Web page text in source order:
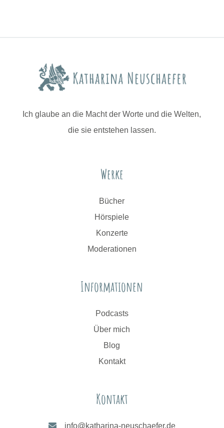
Ich glaube an die Macht der Worte und die Welten,
die sie entstehen lassen.
Werke
Bücher
Hörspiele
Konzerte
Moderationen
Informationen
Podcasts
Über mich
Blog
Kontakt
Kontakt
info@katharina-neuschaefer.de